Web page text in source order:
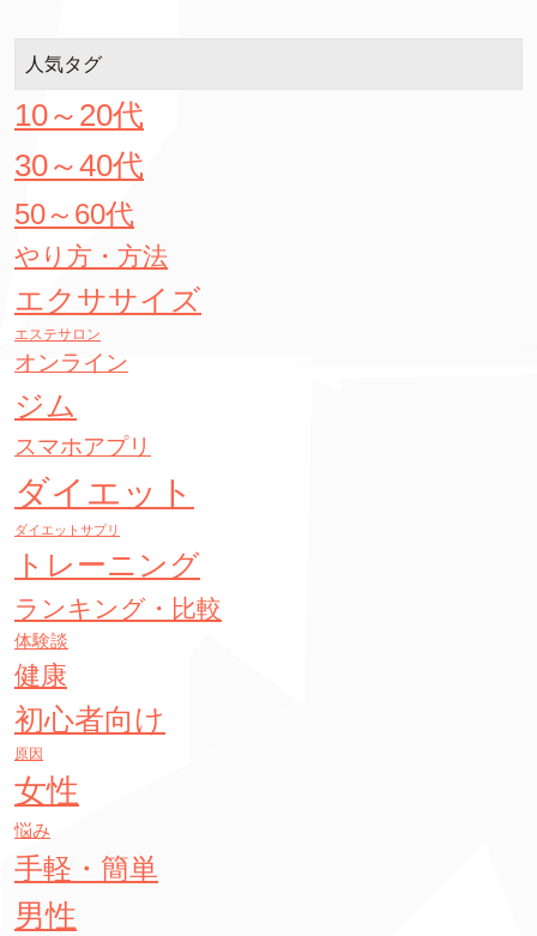
人気タグ
10～20代
30～40代
50～60代
やり方・方法
エクササイズ
エステサロン
オンライン
ジム
スマホアプリ
ダイエット
ダイエットサプリ
トレーニング
ランキング・比較
体験談
健康
初心者向け
原因
女性
悩み
手軽・簡単
男性